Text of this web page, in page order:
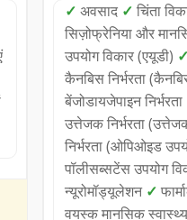
✓ अवसाद ✓ चिंता
सिज़ोफ्रेनिया और
उपयोग विकार (एयूडी) ✓
कैनबिस निर्भरता
बेंजोडायजेपाइन निर्भरता
उत्तेजक निर्भरता
निर्भरता (ओपिओइड
पॉलीसब्सटेंस उपयोग
न्यूरोमॉड्यूलेशन ✓
वयस्क मानसिक स्वास्थ्य